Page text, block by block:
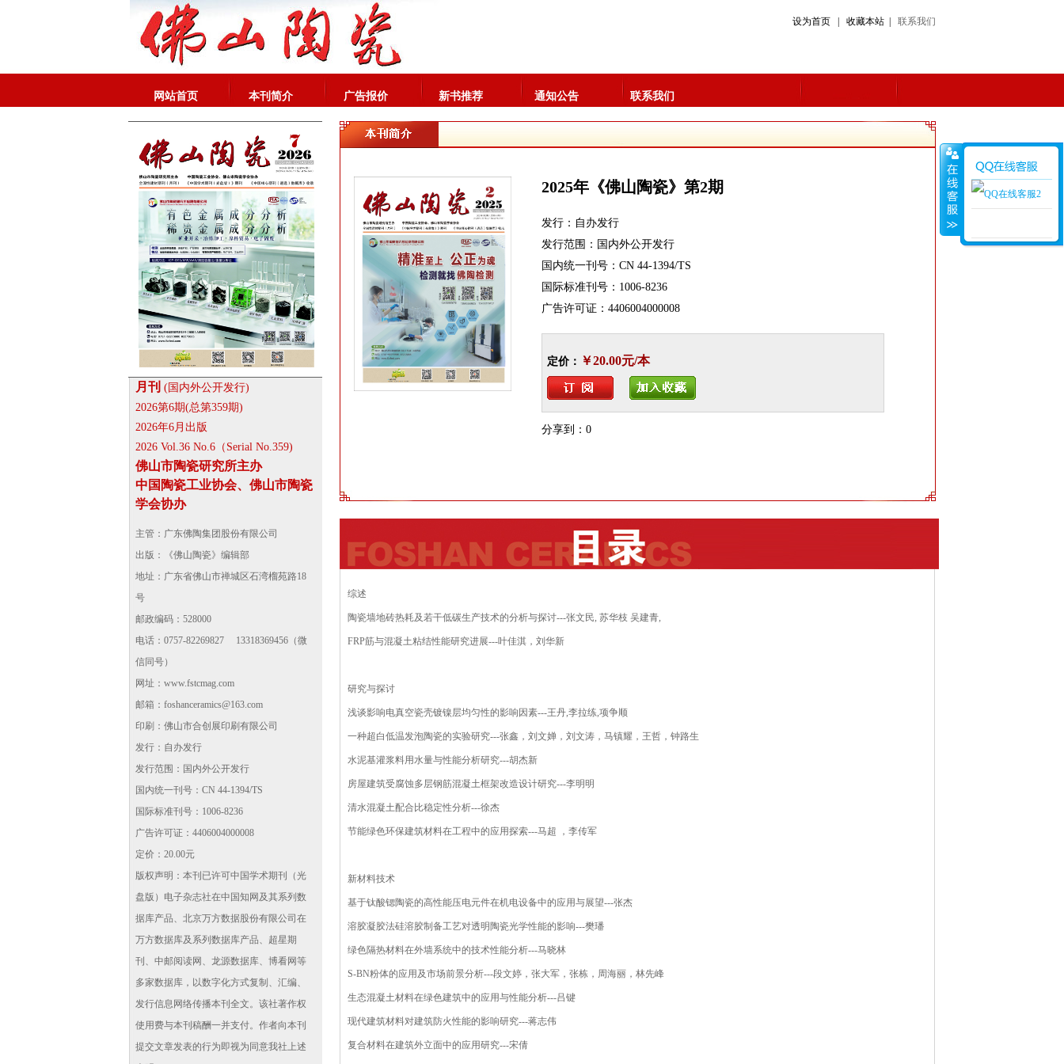
在线客服2
设为首页 | 收藏本站 | 联系我们
网站首页 本刊简介 广告报价 新书推荐 通知公告 联系我们
月刊 (国内外公开发行)
2026第6期(总第359期)
2026年6月出版
2026 Vol.36 No.6（Serial No.359)
佛山市陶瓷研究所主办
中国陶瓷工业协会、佛山市陶瓷
学会协办
主管：广东佛陶集团股份有限公司
出版：《佛山陶瓷》编辑部
地址：广东省佛山市禅城区石湾榴苑路18
号
邮政编码：528000
电话：0757-82269827 13318369456（微
信同号）
网址： www.fstcmag.com
邮箱：foshanceramics@163.com
印刷：佛山市合创展印刷有限公司
发行：自办发行
发行范围：国内外公开发行
国内统一刊号：CN 44-1394/TS
国际标准刊号：1006-8236
广告许可证：4406004000008
定价：20.00元
版权声明：本刊已许可中国学术期刊（光
盘版）电子杂志社在中国知网及其系列数
据库产品、北京万方数据股份有限公司在
万方数据库及系列数据库产品、超星期
刊、中邮阅读网、龙源数据库、博看网等
多家数据库，以数字化方式复制、汇编、
发行信息网络传播本刊全文。该社著作权
使用费与本刊稿酬一并支付。作者向本刊
提交文章发表的行为即视为同意我社上述
2025年《佛山陶瓷》第2期
发行：自办发行
发行范围：国内外公开发行
国内统一刊号：CN 44-1394/TS
国际标准刊号：1006-8236
广告许可证：4406004000008
定价： ￥20.00元/本
分享到： 0
综述
陶瓷墙地砖热耗及若干低碳生产技术的分析与探讨---张文民, 苏华枝 吴建青,
FRP筋与混凝土粘结性能研究进展---叶佳淇，刘华新
研究与探讨
浅谈影响电真空瓷壳镀镍层均匀性的影响因素---王丹,李拉练,项争顺
一种超白低温发泡陶瓷的实验研究---张鑫，刘文婵，刘文涛，马镇耀，王哲，钟路生
水泥基灌浆料用水量与性能分析研究---胡杰新
房屋建筑受腐蚀多层钢筋混凝土框架改造设计研究---李明明
清水混凝土配合比稳定性分析---徐杰
节能绿色环保建筑材料在工程中的应用探索---马超 ，李传军
新材料技术
基于钛酸锶陶瓷的高性能压电元件在机电设备中的应用与展望---张杰
溶胶凝胶法硅溶胶制备工艺对透明陶瓷光学性能的影响---樊璠
绿色隔热材料在外墙系统中的技术性能分析---马晓林
S-BN粉体的应用及市场前景分析---段文婷，张大军，张栋，周海丽，林先峰
生态混凝土材料在绿色建筑中的应用与性能分析---吕键
现代建筑材料对建筑防火性能的影响研究---蒋志伟
复合材料在建筑外立面中的应用研究---宋倩